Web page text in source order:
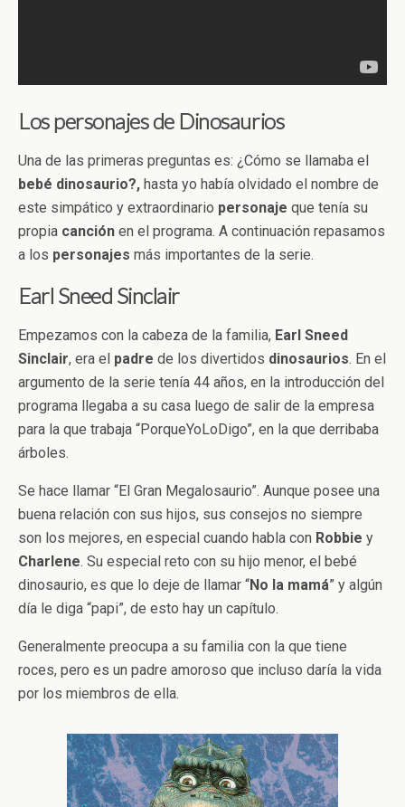
Los personajes de Dinosaurios
Una de las primeras preguntas es: ¿Cómo se llamaba el
bebé dinosaurio?, hasta yo había olvidado el nombre de
este simpático y extraordinario personaje que tenía su
propia canción en el programa. A continuación repasamos
a los personajes más importantes de la serie.
Earl Sneed Sinclair
Empezamos con la cabeza de la familia, Earl Sneed
Sinclair, era el padre de los divertidos dinosaurios. En el
argumento de la serie tenía 44 años, en la introducción del
programa llegaba a su casa luego de salir de la empresa
para la que trabaja “PorqueYoLoDigo”, en la que derribaba
árboles.
Se hace llamar “El Gran Megalosaurio”. Aunque posee una
buena relación con sus hijos, sus consejos no siempre
son los mejores, en especial cuando habla con Robbie y
Charlene. Su especial reto con su hijo menor, el bebé
dinosaurio, es que lo deje de llamar “No la mamá” y algún
día le diga “papi”, de esto hay un capítulo.
Generalmente preocupa a su familia con la que tiene
roces, pero es un padre amoroso que incluso daría la vida
por los miembros de ella.